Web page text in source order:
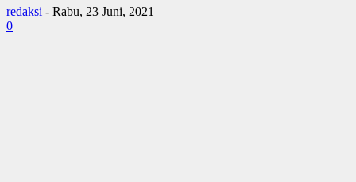
redaksi - Rabu, 23 Juni, 2021
0